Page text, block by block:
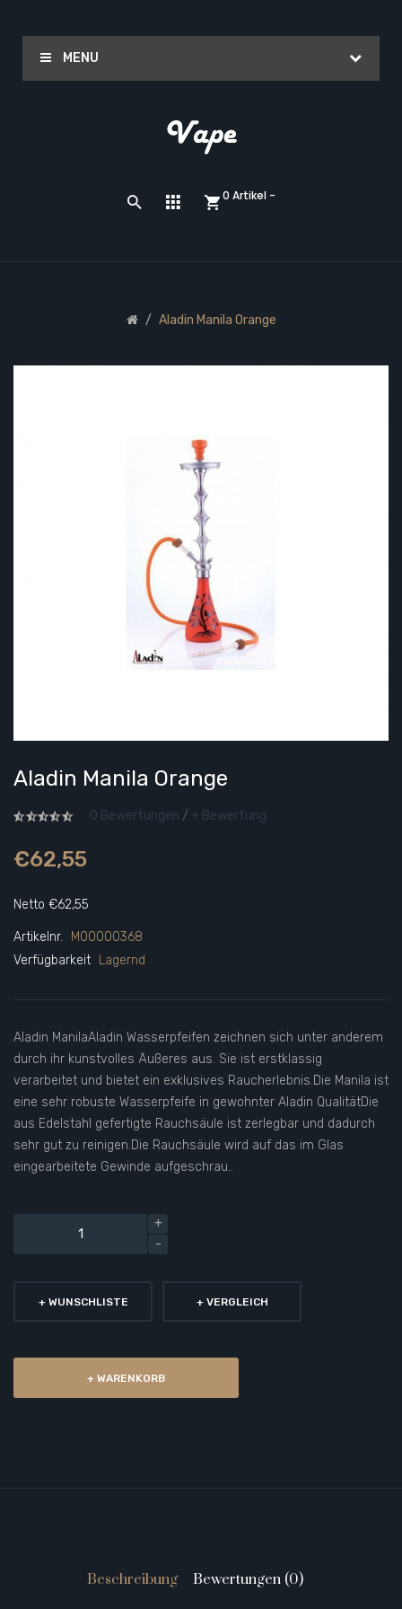
MENU
0 Artikel -
Aladin Manila Orange
Aladin Manila Orange
0 Bewertungen / + Bewertung
€62,55
Netto €62,55
Artikelnr.
M00000368
Verfügbarkeit
Lagernd
Aladin ManilaAladin Wasserpfeifen zeichnen sich unter anderem
durch ihr kunstvolles Äußeres aus. Sie ist erstklassig
verarbeitet und bietet ein exklusives Raucherlebnis.Die Manila ist
eine sehr robuste Wasserpfeife in gewohnter Aladin QualitätDie
aus Edelstahl gefertigte Rauchsäule ist zerlegbar und dadurch
sehr gut zu reinigen.Die Rauchsäule wird auf das im Glas
eingearbeitete Gewinde aufgeschrau..
+ WUNSCHLISTE + VERGLEICH
+ WARENKORB
Beschreibung Bewertungen (0)